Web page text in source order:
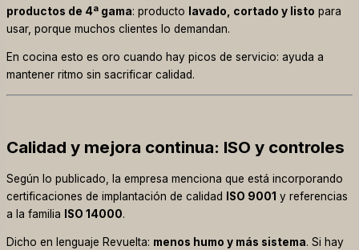
productos de 4ª gama: producto lavado, cortado y listo para
usar, porque muchos clientes lo demandan.
En cocina esto es oro cuando hay picos de servicio: ayuda a
mantener ritmo sin sacrificar calidad.
Calidad y mejora continua: ISO y controles
Según lo publicado, la empresa menciona que está incorporando
certificaciones de implantación de calidad
ISO 9001 y referencias
a la familia
ISO 14000.
Dicho en lenguaje Revuelta: menos humo y más sistema. Si hay